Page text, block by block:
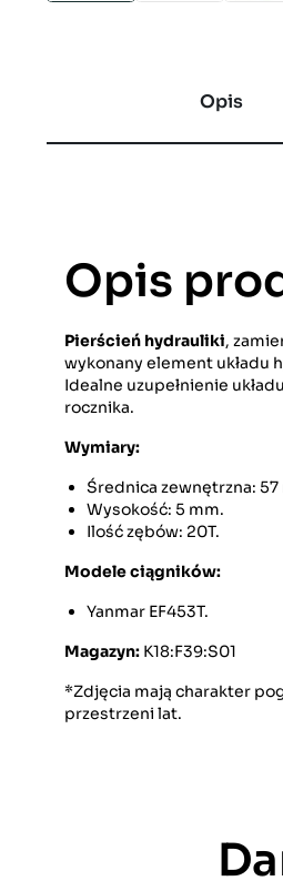
Opis
Opis
Pierścień hydrauliki,
wykonany element układu
Idealne uzupełnienie
rocznika.
Wymiary:
Średnica zewnętrzna: 57
Wysokość: 5 mm.
Ilość zębów: 20T.
Modele ciągników:
Yanmar EF453T.
Magazyn: K18:F39:S01
*Zdjęcia mają charakter
przestrzeni lat.